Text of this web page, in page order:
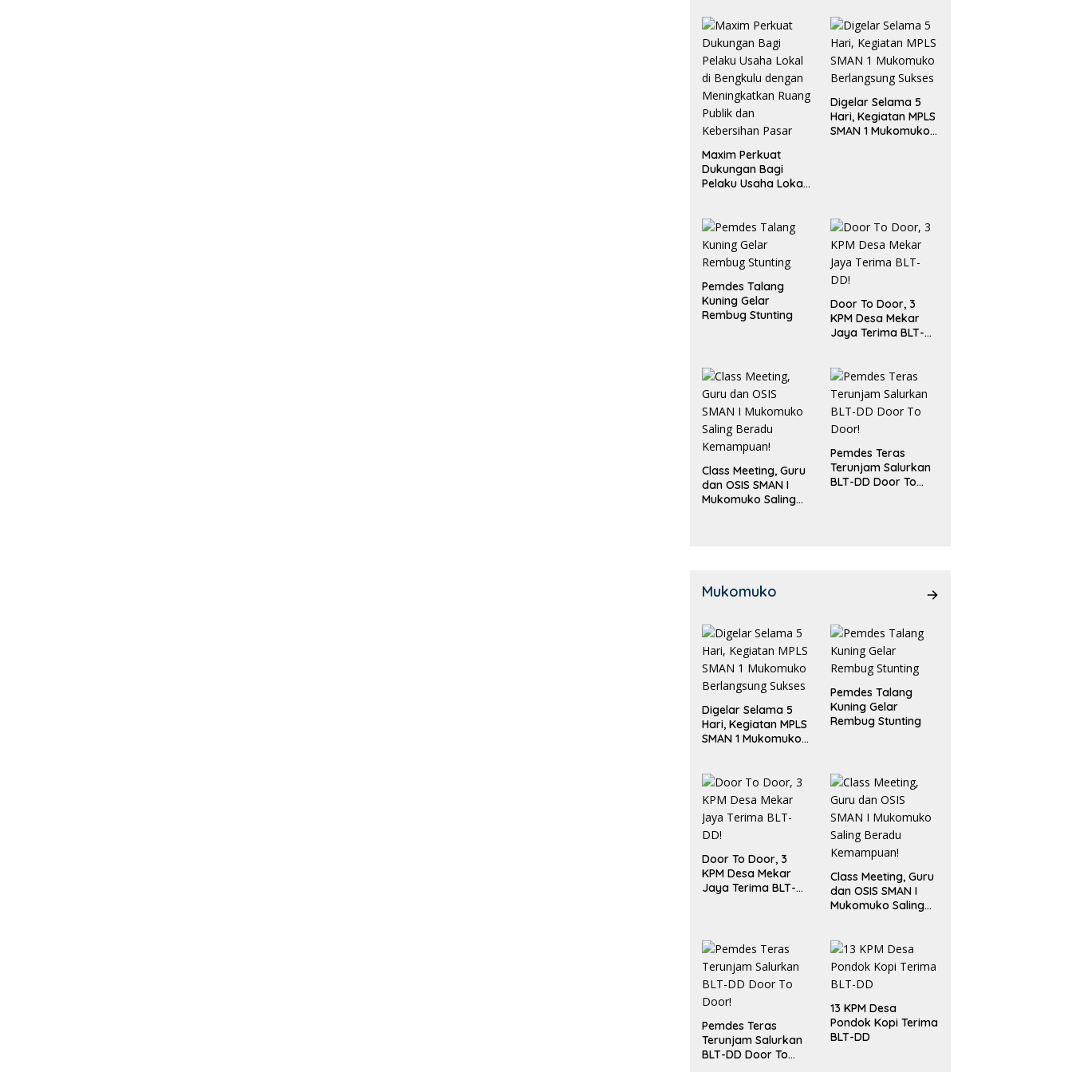
Maxim Perkuat
Dukungan Bagi
Pelaku Usaha Lokal
Ruang Publik dan
Kebersihan Pasar
Digelar Selama 5
Hari, Kegiatan MPLS
SMAN 1 Mukomuko
Pemdes Talang
Kuning Gelar
Rembug Stunting
Door To Door, 3
KPM Desa Mekar
Jaya Terima BLT-
Class Meeting, Guru
dan OSIS SMAN I
Mukomuko Saling
Pemdes Teras
Terunjam Salurkan
BLT-DD Door To
Mukomuko
Digelar Selama 5
Hari, Kegiatan MPLS
SMAN 1 Mukomuko
Pemdes Talang
Kuning Gelar
Rembug Stunting
Door To Door, 3
KPM Desa Mekar
Jaya Terima BLT-
Class Meeting, Guru
dan OSIS SMAN I
Mukomuko Saling
Pemdes Teras
Terunjam Salurkan
BLT-DD Door To
13 KPM Desa
Pondok Kopi Terima
BLT-DD